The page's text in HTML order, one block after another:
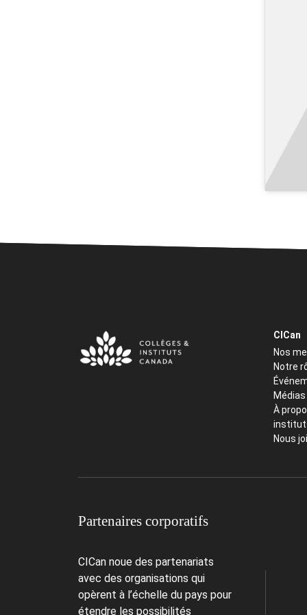
CICan
Nos
Notre
À
Nous
Partenaires corporatifs
CICan noue des partenariats
avec des organisations qui
opèrent à l’échelle du pays pour
étendre les possibilités